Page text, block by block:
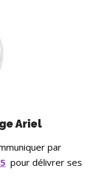
Ariel
par
pour délivrer ses